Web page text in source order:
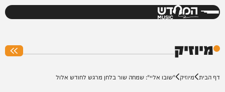
המחדש
מיוזיק
דף הבית מיוזיק "שובו אליי": שמחה שור בלחן מרגש לחודש אלול